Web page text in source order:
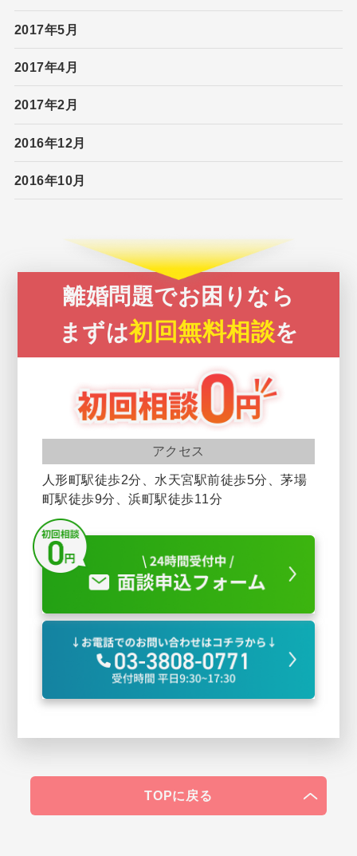
2017年5月
2017年4月
2017年2月
2016年12月
2016年10月
離婚問題でお困りなら
まずは初回無料相談を
アクセス
人形町駅徒歩2分、水天宮駅前徒歩5分、茅場
町駅徒歩9分、浜町駅徒歩11分
TOPに戻る